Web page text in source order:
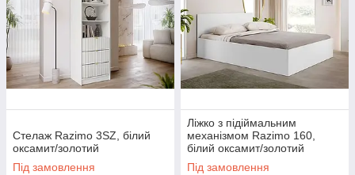
Стелаж Razimo 3SZ, білий
оксамит/золотий
Під замовлення
Ліжко з підіймальним
механізмом Razimo 160,
білий оксамит/золотий
Під замовлення